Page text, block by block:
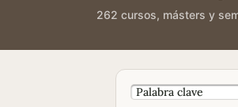
262 cursos, másters y